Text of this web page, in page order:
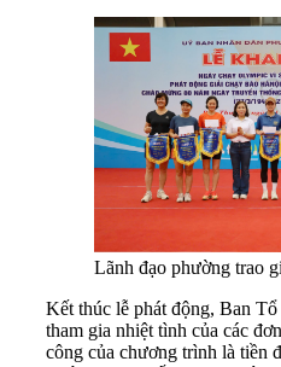
Lãnh đạo phường trao
Kết thúc lễ phát động, Ban
tham gia nhiệt tình của các
công của chương trình là tiền